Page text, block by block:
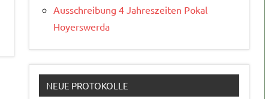
Ausschreibung 4 Jahreszeiten Pokal
Hoyerswerda
NEUE PROTOKOLLE